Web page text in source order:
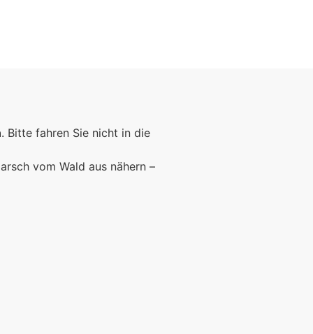
. Bitte fahren Sie nicht in die
vom Wald aus nähern –